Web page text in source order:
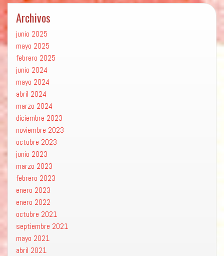
Archivos
junio 2025
mayo 2025
febrero 2025
junio 2024
mayo 2024
abril 2024
marzo 2024
diciembre 2023
noviembre 2023
octubre 2023
junio 2023
marzo 2023
febrero 2023
enero 2023
enero 2022
octubre 2021
septiembre 2021
mayo 2021
abril 2021